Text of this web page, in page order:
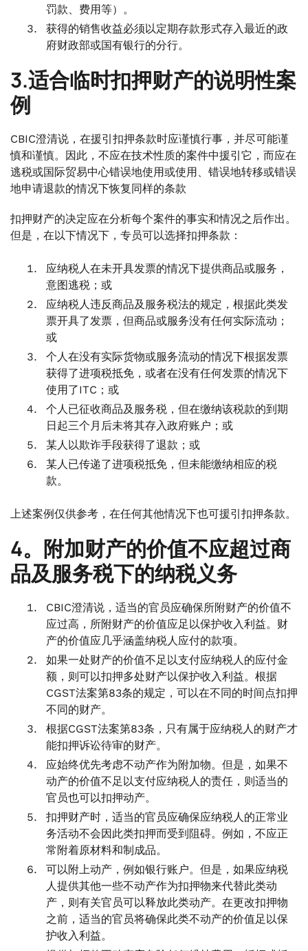
罚款、费用等）。
获得的销售收益必须以定期存款形式存入最近的政
府财政部或国有银行的分行。
3.适合临时扣押财产的说明性案
例
CBIC澄清说，在援引扣押条款时应谨慎行事，并尽可能谨
慎和谨慎。因此，不应在技术性质的案件中援引它，而应在
逃税或国际贸易中心错误地使用或使用、错误地转移或错误
地申请退款的情况下恢复同样的条款
扣押财产的决定应在分析每个案件的事实和情况之后作出。
但是，在以下情况下，专员可以选择扣押条款：
应纳税人在未开具发票的情况下提供商品或服务，
意图逃税；或
应纳税人违反商品及服务税法的规定，根据此类发
票开具了发票，但商品或服务没有任何实际流动；
或
个人在没有实际货物或服务流动的情况下根据发票
获得了进项税抵免，或者在没有任何发票的情况下
使用了ITC；或
个人已征收商品及服务税，但在缴纳该税款的到期
日起三个月后未将其存入政府账户；或
某人以欺诈手段获得了退款；或
某人已传递了进项税抵免，但未能缴纳相应的税
款。
上述案例仅供参考，在任何其他情况下也可援引扣押条款。
4。附加财产的价值不应超过商
品及服务税下的纳税义务
CBIC澄清说，适当的官员应确保所附财产的价值不
应过高，所附财产的价值应足以保护收入利益。财
产的价值应几乎涵盖纳税人应付的款项。
如果一处财产的价值不足以支付应纳税人的应付金
额，则可以扣押多处财产以保护收入利益。根据
CGST法案第83条的规定，可以在不同的时间点扣押
不同的财产。
根据CGST法案第83条，只有属于应纳税人的财产才
能扣押诉讼待审的财产。
应始终优先考虑不动产作为附加物。但是，如果不
动产的价值不足以支付应纳税人的责任，则适当的
官员也可以扣押动产。
扣押财产时，适当的官员应确保应纳税人的正常业
务活动不会因此类扣押而受到阻碍。例如，不应正
常附着原材料和制成品。
可以附上动产，例如银行账户。但是，如果应纳税
人提供其他一些不动产作为扣押物来代替此类动
产，则有关官员可以释放此类动产。在更改扣押物
之前，适当的官员将确保此类不动产的价值足以保
护收入利益。